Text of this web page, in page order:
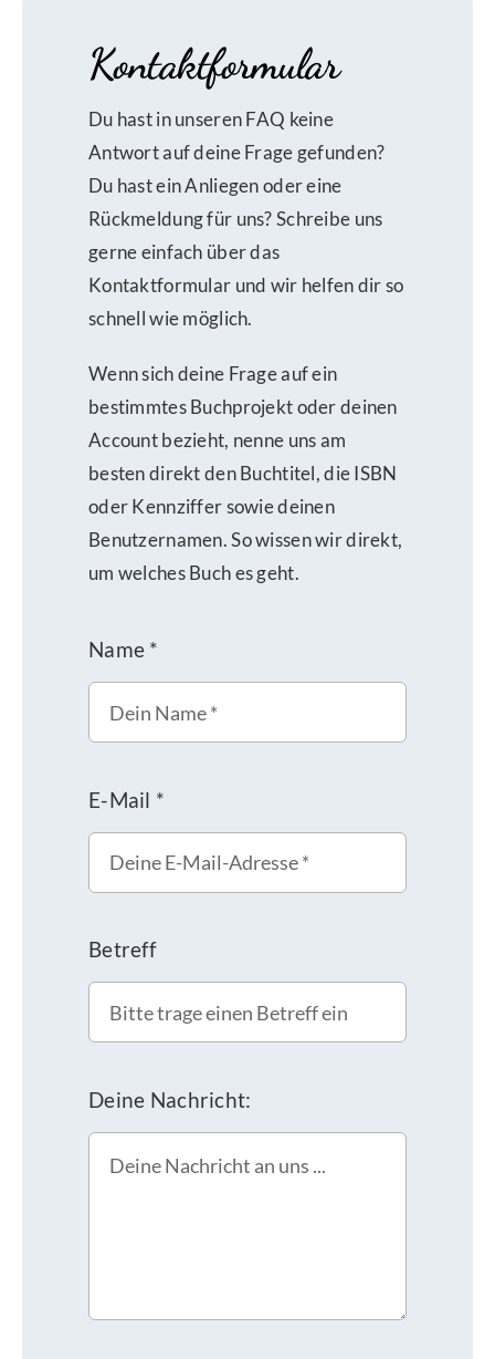
Kontaktformular
Du hast in unseren FAQ keine
Antwort auf deine Frage gefunden?
Du hast ein Anliegen oder eine
Rückmeldung für uns? Schreibe uns
gerne einfach über das
Kontaktformular und wir helfen dir so
schnell wie möglich.
Wenn sich deine Frage auf ein
bestimmtes Buchprojekt oder deinen
Account bezieht, nenne uns am
besten direkt den Buchtitel, die ISBN
oder Kennziffer sowie deinen
Benutzernamen. So wissen wir direkt,
um welches Buch es geht.
Name *
E-Mail *
Betreff
Deine Nachricht: